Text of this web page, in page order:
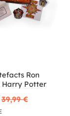
Ron
Harry Potter
39,99 €